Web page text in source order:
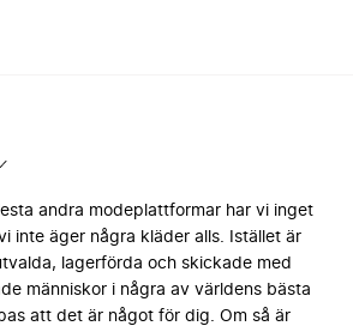
andra modeplattformar har vi inget
inte äger några kläder alls. Istället är
lagerförda och skickade med
människor i några av världens bästa
att det är något för dig. Om så är